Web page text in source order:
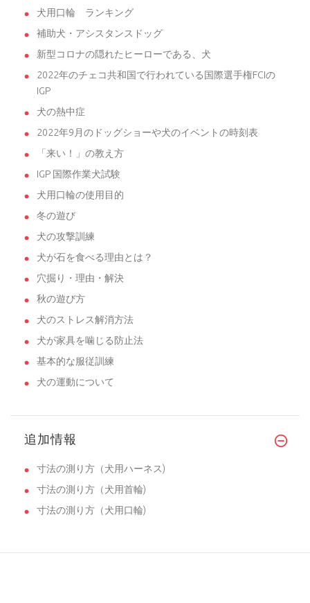
犬用口輪 ランキング
補助犬・アシスタンスドッグ
新型コロナの隠れたヒーローである、犬
2022年のチェコ共和国で行われている国際選手権FCIの
IGP
犬の熱中症
2022年9月のドッグショーや犬のイベントの時刻表
「来い！」の教え方
IGP 国際作業犬試験
犬用口輪の使用目的
冬の遊び
犬の攻撃訓練
犬が石を食べる理由とは？
穴掘り・理由・解決
秋の遊び方
犬のストレス解消方法
犬が家具を噛じる防止法
基本的な服従訓練
犬の運動について
追加情報
寸法の測り方（犬用ハーネス)
寸法の測り方（犬用首輪)
寸法の測り方（犬用口輪)